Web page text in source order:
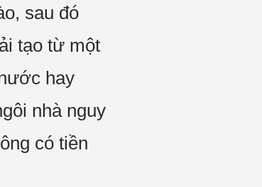
sau đó
tạo từ một
hay
nhà nguy
có tiền